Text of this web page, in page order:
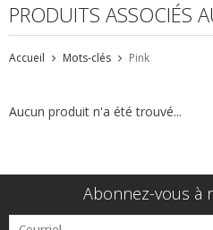
PRODUITS ASSOCIÉS
Accueil Mots-clés Pink
Aucun produit n'a été trouvé...
Abonnez-vous à